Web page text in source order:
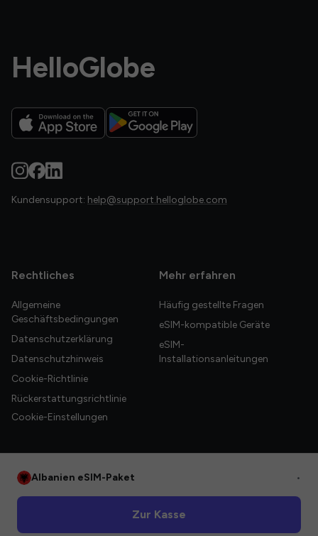
HelloGlobe
Kundensupport: help@support.helloglobe.com
Rechtliches
Allgemeine
Geschäftsbedingungen
Datenschutzerklärung
Datenschutzhinweis
Cookie-Richtlinie
Rückerstattungsrichtlinie
Cookie-Einstellungen
Mehr erfahren
Häufig gestellte Fragen
eSIM-kompatible Geräte
eSIM-
Installationsanleitungen
Albanien eSIM-Paket •
Zur Kasse